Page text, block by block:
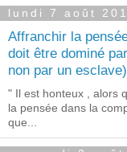
lundi 7 août
Affranchir la
doit être dominé
non par un
" Il est honteux , alors
la pensée dans la
que...